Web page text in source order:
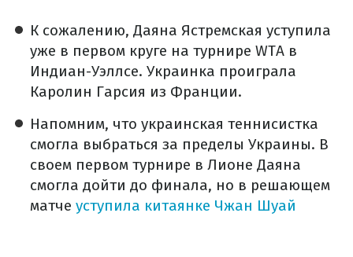
К сожалению, Даяна Ястремская уступила
уже в первом круге на турнире WTA в
Индиан-Уэллсе. Украинка проиграла
Каролин Гарсия из Франции.
Напомним, что украинская теннисистка
смогла выбраться за пределы Украины. В
своем первом турнире в Лионе Даяна
смогла дойти до финала, но в решающем
матче уступила китаянке Чжан Шуай